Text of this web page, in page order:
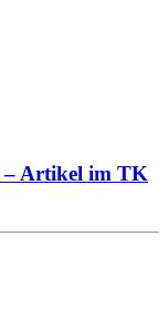
– Artikel im TK